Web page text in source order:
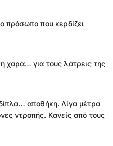
πρόσωπο που κερδίζει
χαρά… για τους λάτρεις της
δίπλα… αποθήκη. Λίγα μέτρα
ντροπής. Κανείς από τους